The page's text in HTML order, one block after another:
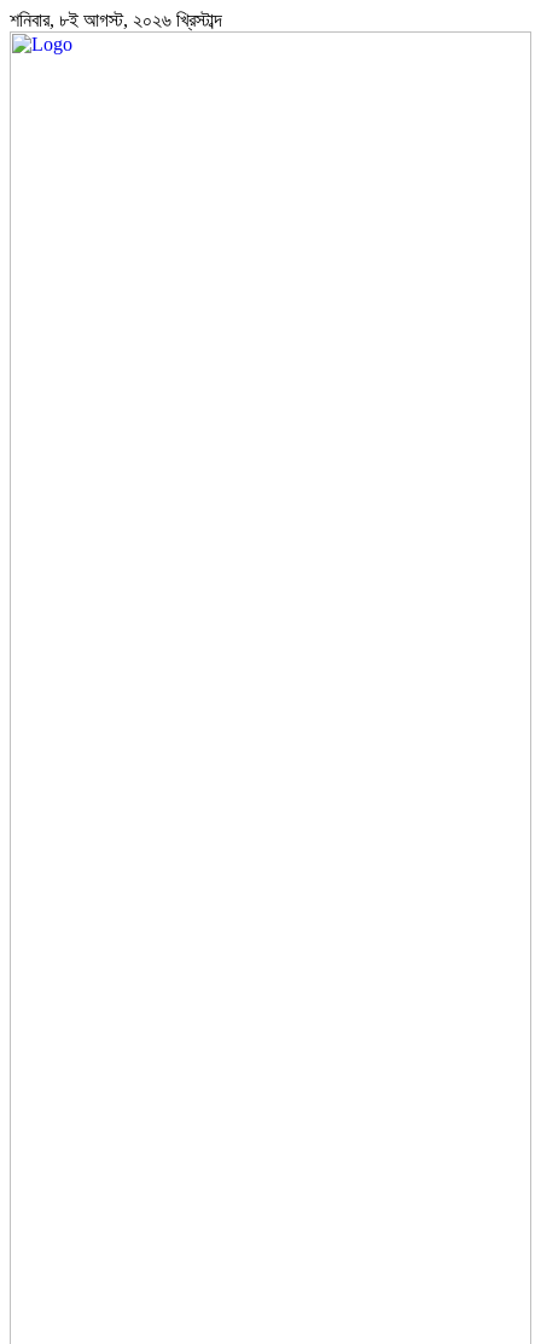
শনিবার, ৮ই আগস্ট, ২০২৬ খ্রিস্টাব্দ